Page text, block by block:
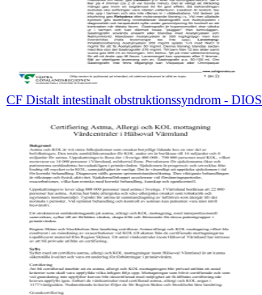
CF Distalt intestinalt obstruktionssyndrom - DIOS